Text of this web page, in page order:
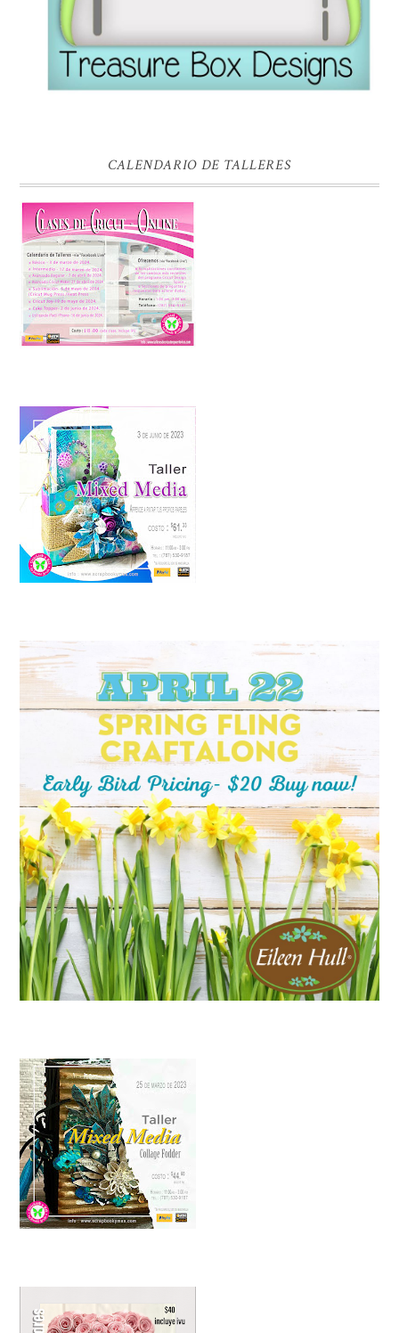
CALENDARIO DE TALLERES